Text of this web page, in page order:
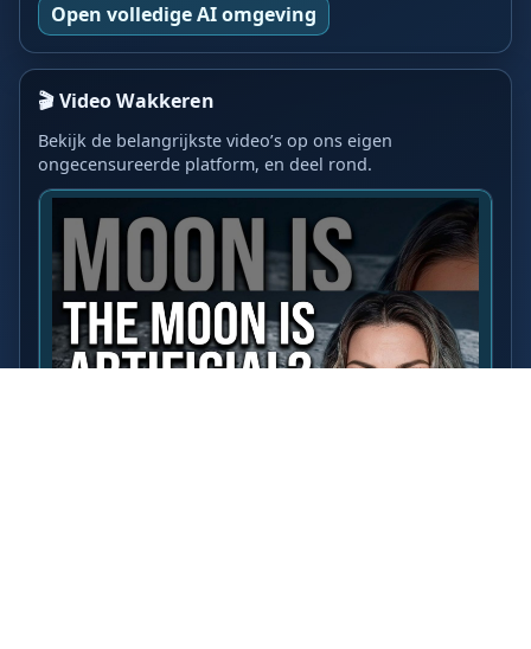
Open volledige AI omgeving
🎬 Video Wakkeren
Bekijk de belangrijkste video’s op ons eigen
ongecensureerde platform, en deel rond.